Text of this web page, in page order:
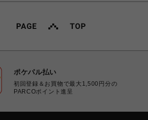
ポケパル払い
初回登録＆お買物で最大1,500円分の
PARCOポイント進呈